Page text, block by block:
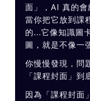
面」，AI 真的會
當你把它放到課
的...它像知識圖
圖，就是不像一
你慢慢發現，問
「課程封面」到
因為「課程封面